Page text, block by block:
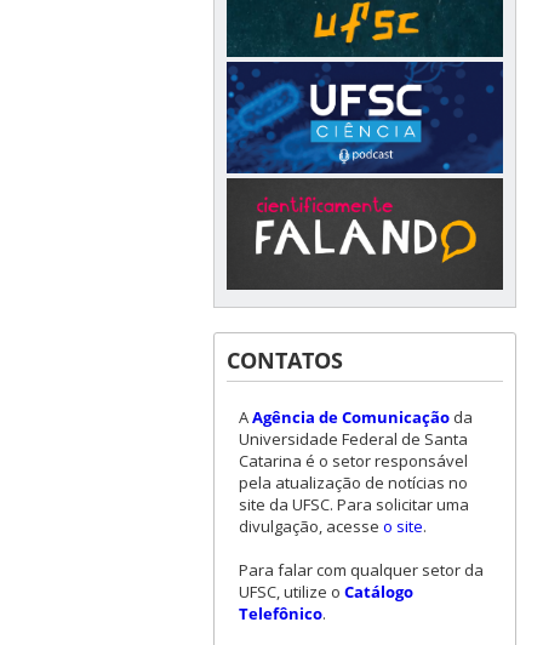
CONTATOS
AAgência de Comunicaçãoda
Universidade Federal de Santa
Catarina é o setor responsável
pela atualização de notícias no
site da UFSC. Para solicitar uma
divulgação, acesse o site.
Para falar com qualquer setor da
UFSC, utilize o Catálogo
Telefônico.